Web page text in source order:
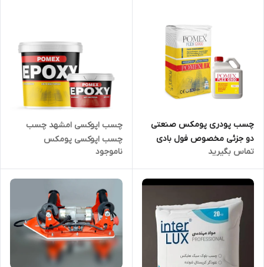
چسب پودری پومکس صنعتی
دو جزئی مخصوص فول بادی
g900
تماس بگیرید
چسب اپوکسی امشهد چسب
چسب اپوکسی پومکس
ناموجود